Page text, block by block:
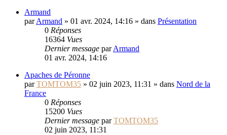
Armand
parArmand » 01 avr. 2024, 14:16 » dans Présentation
0 Réponses
16364 Vues
Dernier message parArmand
01 avr. 2024, 14:16
Apaches de Péronne
parTOMTOM35 » 02 juin 2023, 11:31 » dans Nord de la
France
0 Réponses
15200 Vues
Dernier message parTOMTOM35
02 juin 2023, 11:31